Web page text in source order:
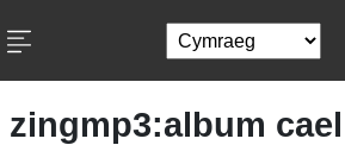
zingmp3:album cael